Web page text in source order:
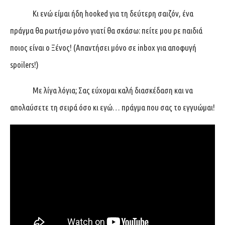
Κι ενώ είμαι ήδη hooked για τη δεύτερη σαιζόν, ένα
πράγμα θα ρωτήσω μόνο γιατί θα σκάσω: πείτε μου ρε παιδιά
ποιος είναι ο Ξένος! (Απαντήσει μόνο σε inbox για αποφυγή
spoilers!)
Με λίγα λόγια; Σας εύχομαι καλή διασκέδαση και να
απολαύσετε τη σειρά όσο κι εγώ… πράγμα που σας το εγγυώμαι!